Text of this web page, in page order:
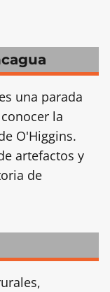
es una parada
la
O'Higgins.
artefactos y
de